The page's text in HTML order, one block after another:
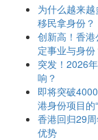
为什么越来
移民拿身份？
创新高！香
定事业与身份
突发！2026
响？
即将突破
港身份项目的
香港回归29
优势